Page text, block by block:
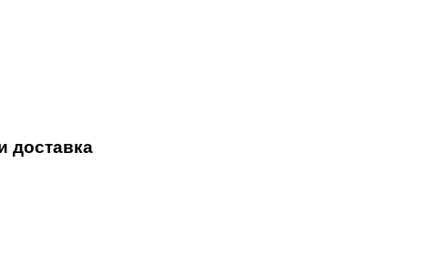
доставка
решение «под ключ». Опытные